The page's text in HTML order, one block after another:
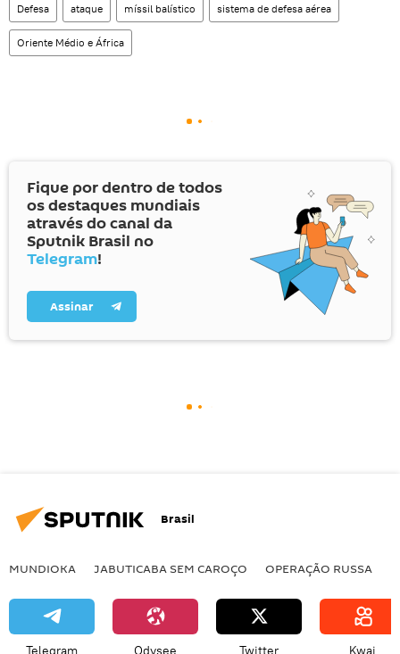
Defesa ataque míssil balístico sistema de defesa aérea
Oriente Médio e África
Fique por dentro de todos
os destaques mundiais
através do canal da
Sputnik Brasil no
Telegram!
Assinar
Brasil
MUNDIOKA JABUTICABA SEM CAROÇO OPERAÇÃO RUSSA
Telegram Odysee Twitter Kwai